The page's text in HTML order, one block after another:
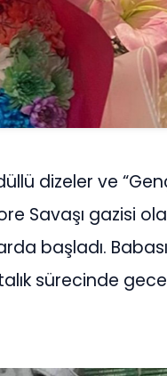
dizeler ve
Savaşı gazisi
başladı.
sürecinde